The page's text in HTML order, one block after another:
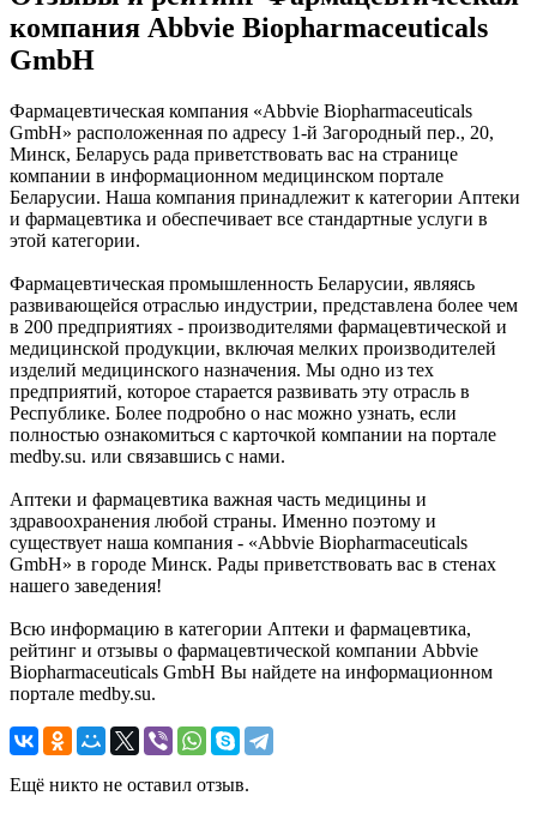
компания Abbvie Biopharmaceuticals
GmbH
Фармацевтическая компания «Abbvie Biopharmaceuticals
GmbH» расположенная по адресу 1-й Загородный пер., 20,
Минск, Беларусь рада приветствовать вас на странице
компании в информационном медицинском портале
Беларусии. Наша компания принадлежит к категории Аптеки
и фармацевтика и обеспечивает все стандартные услуги в
этой категории.
Фармацевтическая промышленность Беларусии, являясь
развивающейся отраслью индустрии, представлена более чем
в 200 предприятиях - производителями фармацевтической и
медицинской продукции, включая мелких производителей
изделий медицинского назначения. Мы одно из тех
предприятий, которое старается развивать эту отрасль в
Республике. Более подробно о нас можно узнать, если
полностью ознакомиться с карточкой компании на портале
medby.su. или связавшись с нами.
Аптеки и фармацевтика важная часть медицины и
здравоохранения любой страны. Именно поэтому и
существует наша компания - «Abbvie Biopharmaceuticals
GmbH» в городе Минск. Рады приветствовать вас в стенах
нашего заведения!
Всю информацию в категории Аптеки и фармацевтика,
рейтинг и отзывы о фармацевтической компании Abbvie
Biopharmaceuticals GmbH Вы найдете на информационном
портале medby.su.
Ещё никто не оставил отзыв.